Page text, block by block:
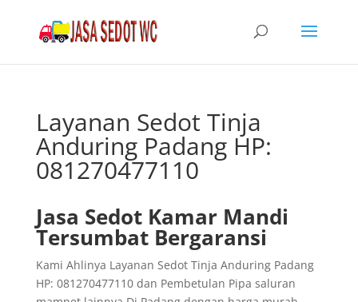
Layanan Sedot Tinja
Anduring Padang HP:
081270477110
Jasa Sedot Kamar Mandi
Tersumbat Bergaransi
Kami Ahlinya Layanan Sedot Tinja Anduring Padang
HP: 081270477110 dan Pembetulan Pipa saluran